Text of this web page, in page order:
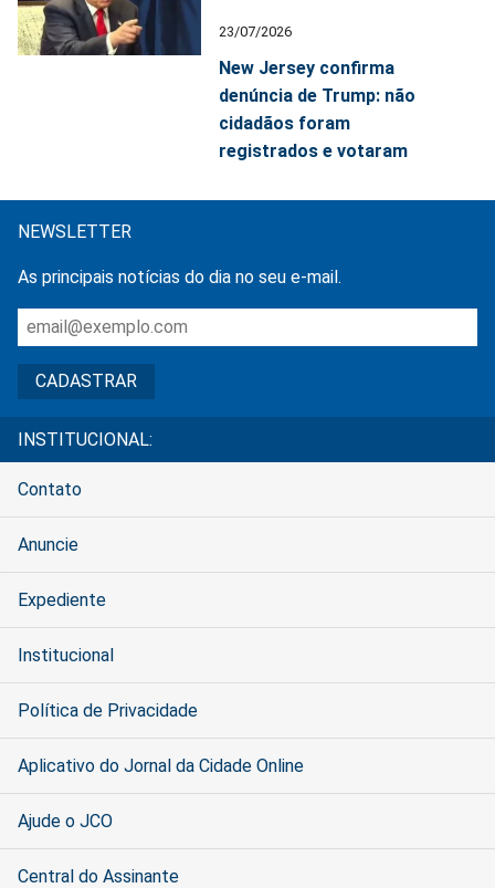
23/07/2026
New Jersey confirma
denúncia de Trump: não
cidadãos foram
registrados e votaram
NEWSLETTER
As principais notícias do dia no seu e-mail.
INSTITUCIONAL:
Contato
Anuncie
Expediente
Institucional
Política de Privacidade
Aplicativo do Jornal da Cidade Online
Ajude o JCO
Central do Assinante